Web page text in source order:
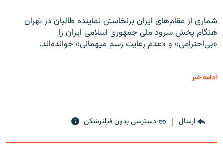
شماری از مقام‌های ایران برنخاستن نماینده طالبان در تهران
هنگام پخش سرود ملی جمهوری اسلامی ایران را
«بی‌احترامی» و «عدم رعایت رسم میهمانی» خوانده‌اند.
ادامه خبر
ارسال دسترسی بدون فیلترشکن